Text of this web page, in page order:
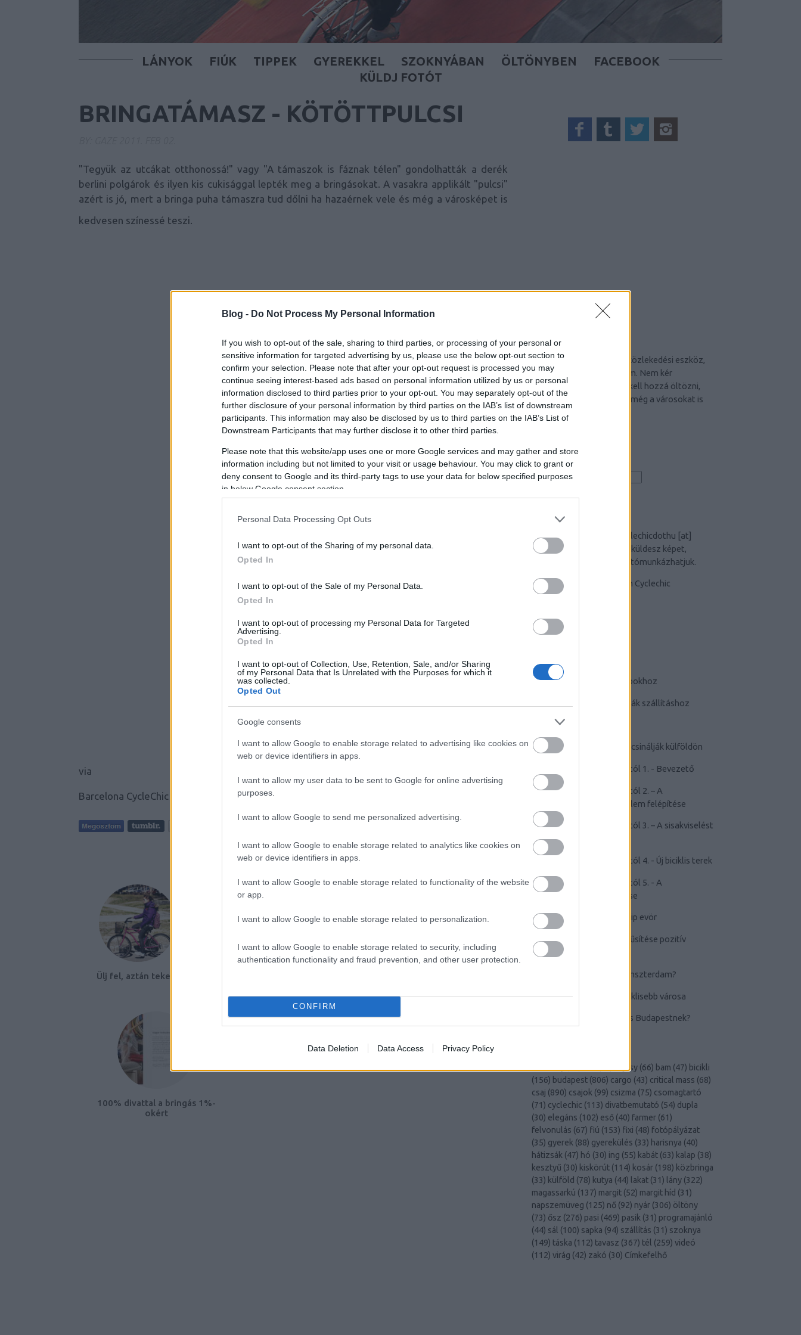
Blog - Do Not Process My Personal Information
If you wish to opt-out of the sale, sharing to third parties, or processing of your personal or
sensitive information for targeted advertising by us, please use the below opt-out section to
confirm your selection. Please note that after your opt-out request is processed you may
continue seeing interest-based ads based on personal information utilized by us or personal
information disclosed to third parties prior to your opt-out. You may separately opt-out of the
further disclosure of your personal information by third parties on the IAB’s list of downstream
participants. This information may also be disclosed by us to third parties on the IAB’s List of
Downstream Participants that may further disclose it to other third parties.
Please note that this website/app uses one or more Google services and may gather and store
information including but not limited to your visit or usage behaviour. You may click to grant or
deny consent to Google and its third-party tags to use your data for below specified purposes
in below Google consent section.
Personal Data Processing Opt Outs
I want to opt-out of the Sharing of my personal data.
Opted In
I want to opt-out of the Sale of my Personal Data.
Opted In
I want to opt-out of processing my Personal Data for Targeted
Advertising.
Opted In
I want to opt-out of Collection, Use, Retention, Sale, and/or Sharing
of my Personal Data that Is Unrelated with the Purposes for which it
was collected.
Opted Out
Google consents
I want to allow Google to enable storage related to advertising like cookies on
web or device identifiers in apps.
I want to allow my user data to be sent to Google for online advertising
purposes.
I want to allow Google to send me personalized advertising.
I want to allow Google to enable storage related to analytics like cookies on
web or device identifiers in apps.
I want to allow Google to enable storage related to functionality of the website
or app.
I want to allow Google to enable storage related to personalization.
I want to allow Google to enable storage related to security, including
authentication functionality and fraud prevention, and other user protection.
CONFIRM
Data Deletion Data Access Privacy Policy
LÁNYOK FIÚK TIPPEK GYEREKKEL SZOKNYÁBAN ÖLTÖNYBEN
FACEBOOK
KÜLDJ FOTÓT
BRINGATÁMASZ - KÖTÖTTPULCSI
"Tegyük az utcákat otthonossá!" vagy "A támaszok is fáznak télen" gondolhatták a derék
berlini polgárok és ilyen kis cukisággal lepték meg a bringásokat. A vasakra applikált "pulcsi"
azért is jó, mert a bringa puha támaszra tud dőlni ha hazaérnek vele és még a városképet is
kedvesen színessé teszi.
via
Barcelona CycleChic
AJÁNLOTT BEJEGYZÉSEK:
Ülj fel, aztán tekerj!
végre azt a király
okoskarkötőt!
100% divattal a bringás 1%-
okért
CYCLE CHIC
A bicikli nem egyszerűen közlekedési eszköz,
hanem egy igazi stíluselem. Nem kér
kompromisszumot, nem kell hozzá öltözni,
hiszen maga öltöztet. És még a városokat is
Iratkozz fel hírlevelünkre!
Van képed? Küldd el a
cyclechicdothu [at]
gmail [dot]com
címre. Ha küldesz képet,
egyben elfogadod, hogy utómunkázhatjuk.
-Kerékpárok a mindennapokhoz
Teherhordó/ cargo bringák szállításhoz
Szoknyában bringával
- Cyclechic.hu on tour: Így csinálják külföldön
Félelem a kerékpározástól 1. - Bevezető
-Félelem a kerékpározástól 2. – A
kerékpározástól való félelem felépítése
-Félelem a kerékpározástól 3. – A sisakviselést
népszerűsítő kampányok
Félelem a kerékpározástól 4. - Új biciklis terek
-
Félelem a kerékpározástól 5. - A
kerékpározás elidegenítése
-TOP20+1 biciklis videóklip evör
A kerékpározás népszerűsítése pozitív
eszközökkel
Lehet-e Budapestből Amszterdam?
-Groningen, a világ legbiciklisebb városa
Berlin: a következő lépés Budapestnek?
bajcsy (66) bam (47) bicikli
(156) budapest (806) cargo (43) critical mass (68)
csaj (890) csajok (99) csizma (75) csomagtartó
(71) cyclechic (113) divatbemutató (54) dupla
(30) elegáns (102) eső (40) farmer (61)
felvonulás (67) fiú (153) fixi (48) fotópályázat
(35) gyerek (88) gyerekülés (33) harisnya (40)
hátizsák (47) hó (30) ing (55) kabát (63) kalap (38)
kesztyű (30) kiskörút (114) kosár (198) közbringa
(33) külföld (78) kutya (44) lakat (31) lány (322)
magassarkú (137) margit (52) margit híd (31)
napszemüveg (125) nő (92) nyár (306) öltöny
(73) ősz (276) pasi (469) pasik (31) programajánló
(44) sál (100) sapka (94) szállítás (31) szoknya
(149) táska (112) tavasz (367) tél (259) videó
(112) virág (42) zakó (30) Címkefelhő